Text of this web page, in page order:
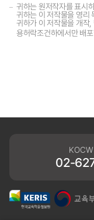
귀하는 원저작자를 표시
귀하는 이 저작물을 영리
귀하가 이 저작물을 개작
용허락조건하에서만 배
KOCW
02-